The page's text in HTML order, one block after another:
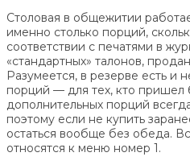
Столовая в общежитии
именно столько порций,
соответствии с печатями в
«стандартных» талонов,
Разумеется, в резерве есть и
порций — для тех, кто пришел
дополнительных порций
поэтому если не купить
остаться вообще без обеда.
относятся к меню номер 1.